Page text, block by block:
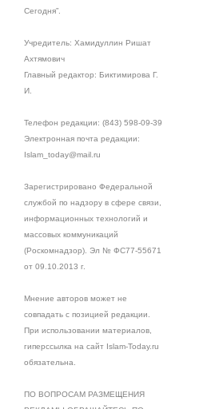
Сегодня”.
Учредитель: Хамидуллин Ришат
Ахтямович
Главный редактор: Биктимирова Г.
И.
Телефон редакции: (843) 598-09-39
Электронная почта редакции:
Islam_today@mail.ru
Зарегистрировано Федеральной
службой по надзору в сфере связи,
информационных технологий и
массовых коммуникаций
(Роскомнадзор). Эл № ФС77-55671
от 09.10.2013 г.
Мнение авторов может не
совпадать с позицией редакции.
При использовании материалов,
гиперссылка на сайт Islam-Today.ru
обязательна.
ПО ВОПРОСАМ РАЗМЕЩЕНИЯ